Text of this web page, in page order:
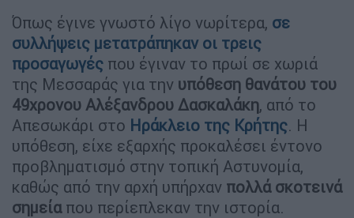
Όπως έγινε γνωστό λίγο νωρίτερα, σε
συλλήψεις μετατράπηκαν οι τρεις
προσαγωγές που έγιναν το πρωί σε χωριά
της Μεσσαράς για την υπόθεση θανάτου του
49χρονου Αλέξανδρου Δασκαλάκη, από το
Απεσωκάρι στο Ηράκλειο της Κρήτης. Η
υπόθεση, είχε εξαρχής προκαλέσει έντονο
προβληματισμό στην τοπική Αστυνομία,
καθώς από την αρχή υπήρχαν πολλά σκοτεινά
σημείαπου περίεπλεκαν την ιστορία.